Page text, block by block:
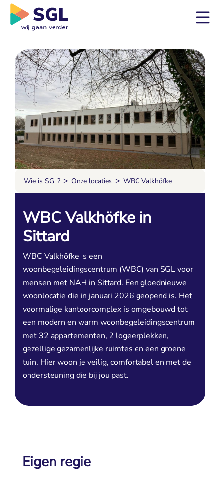
WBC Valkhöfke in
Sittard
WBC Valkhöfke is een
woonbegeleidingscentrum (WBC) van SGL voor
mensen met NAH in Sittard. Een gloednieuwe
woonlocatie die in januari 2026 geopend is. Het
voormalige kantoorcomplex is omgebouwd tot
een modern en warm woonbegeleidingscentrum
met 32 appartementen, 2 logeerplekken,
gezellige gezamenlijke ruimtes en een groene
tuin. Hier woon je veilig, comfortabel en met de
ondersteuning die bij jou past.
Wie is SGL? > Onze locaties > WBC Valkhöfke
Eigen regie